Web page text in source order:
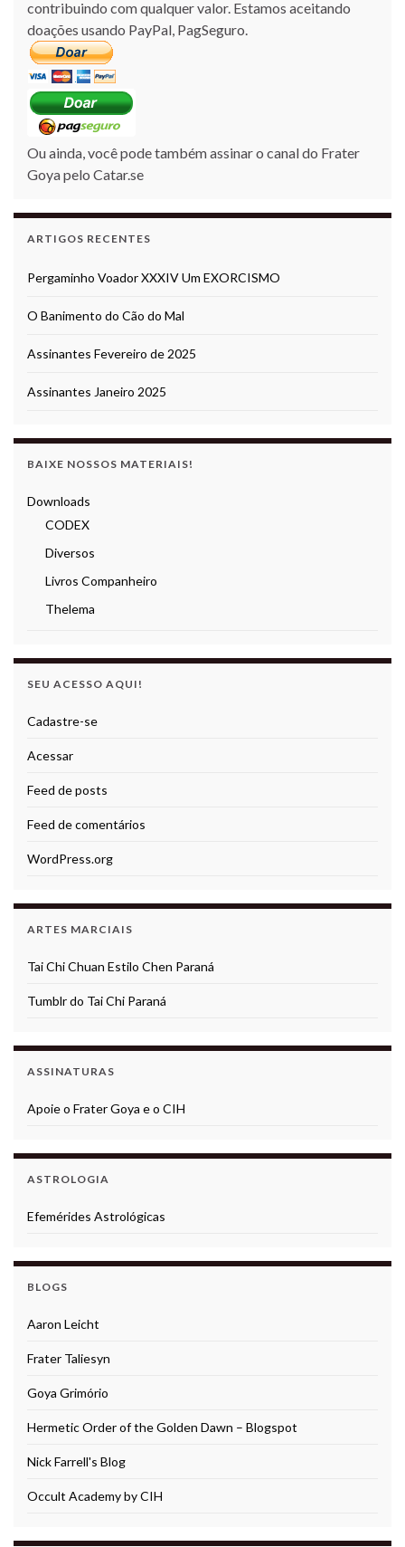
contribuindo com qualquer valor. Estamos aceitando
doações usando PayPal, PagSeguro.
Ou ainda, você pode também assinar o canal do Frater
Goya pelo Catar.se
ARTIGOS RECENTES
Pergaminho Voador XXXIV Um EXORCISMO
O Banimento do Cão do Mal
Assinantes Fevereiro de 2025
Assinantes Janeiro 2025
BAIXE NOSSOS MATERIAIS!
Downloads
CODEX
Diversos
Livros Companheiro
Thelema
SEU ACESSO AQUI!
Cadastre-se
Acessar
Feed de posts
Feed de comentários
WordPress.org
ARTES MARCIAIS
Tai Chi Chuan Estilo Chen Paraná
Tumblr do Tai Chi Paraná
ASSINATURAS
Apoie o Frater Goya e o CIH
ASTROLOGIA
Efemérides Astrológicas
BLOGS
Aaron Leicht
Frater Taliesyn
Goya Grimório
Hermetic Order of the Golden Dawn – Blogspot
Nick Farrell's Blog
Occult Academy by CIH